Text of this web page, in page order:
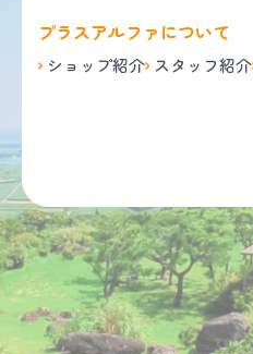
プラスアルファについて
ショップ紹介 スタッフ紹介